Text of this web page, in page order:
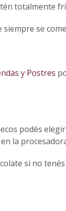
totalmente
se
y Postres
podés
la
si no tenés